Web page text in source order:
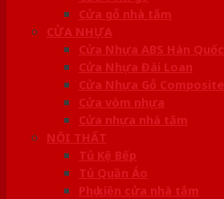
Cửa gỗ nhà tắm
CỬA NHỰA
Cửa Nhựa ABS Hàn Quốc
Cửa Nhựa Đài Loan
Cửa Nhựa Gỗ Composite
Cửa vòm nhựa
Cửa nhựa nhà tắm
NỘI THẤT
Tủ Kệ Bếp
Tủ Quần Áo
Phụ kiện cửa nhà tắm